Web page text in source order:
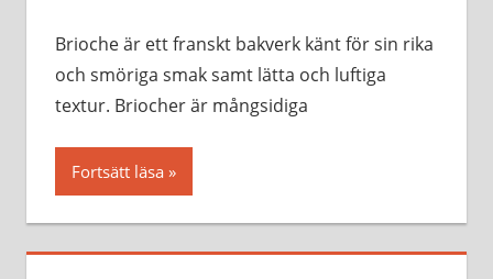
Brioche är ett franskt bakverk känt för sin rika
och smöriga smak samt lätta och luftiga
textur. Briocher är mångsidiga
Fortsätt läsa